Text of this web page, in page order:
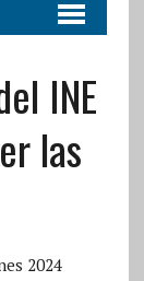
INE
las
2024